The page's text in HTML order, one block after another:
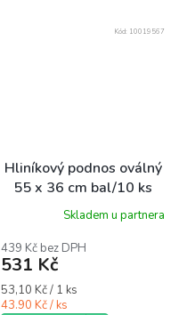
Hliníkový podnos oválný
55 x 36 cm bal/10 ks
Skladem u partnera
439 Kč bez DPH
531 Kč
Měrná
cena:
53,10 Kč / 1 ks
43.90 Kč / ks
Kód: 10019567